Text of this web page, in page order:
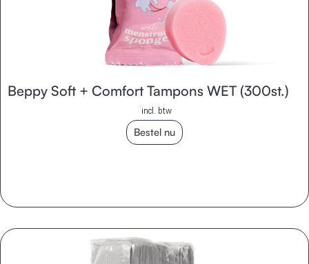
Beppy Soft + Comfort Tampons WET (300st.)
incl. btw
Bestel nu